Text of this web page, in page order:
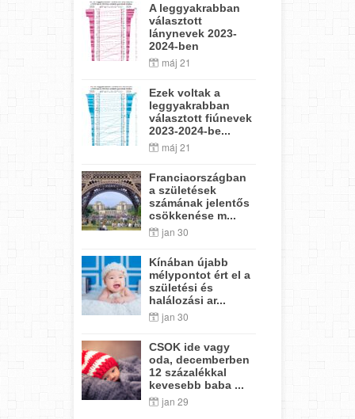
A leggyakrabban
választott
lánynevek 2023-
2024-ben
máj 21
Ezek voltak a
leggyakrabban
választott fiúnevek
2023-2024-be...
máj 21
Franciaországban
a születések
számának jelentős
csökkenése m...
jan 30
Kínában újabb
mélypontot ért el a
születési és
halálozási ar...
jan 30
CSOK ide vagy
oda, decemberben
12 százalékkal
kevesebb baba ...
jan 29